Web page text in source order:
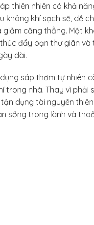
thiên nhiên có khả
không khí sạch sẽ, dễ
giảm căng thẳng. Một
đẩy bạn thư giãn và
dài.
sáp thơm tự nhiên
trong nhà. Thay vì phải
dụng tài nguyên
sống trong lành và